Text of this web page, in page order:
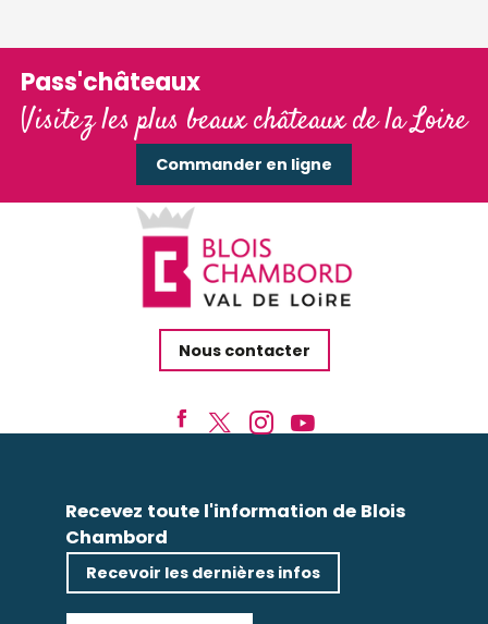
Pass'châteaux
Visitez les plus beaux châteaux de la Loire
Commander en ligne
Nous contacter
Recevez toute l'information de Blois
Chambord
Recevoir les dernières infos